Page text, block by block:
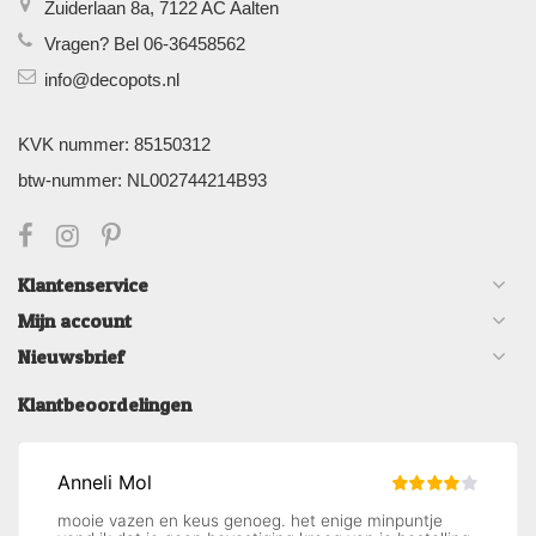
Zuiderlaan 8a, 7122 AC Aalten
Vragen? Bel 06-36458562
info@decopots.nl
KVK nummer: 85150312
btw-nummer: NL002744214B93
Klantenservice
Mijn account
Nieuwsbrief
Klantbeoordelingen